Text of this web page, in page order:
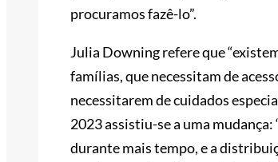
procuramos fazê-lo”.
Julia Downing refere que
famílias, que necessitam de
necessitarem de cuidados
2023 assistiu-se a uma mudança:
durante mais tempo, e a